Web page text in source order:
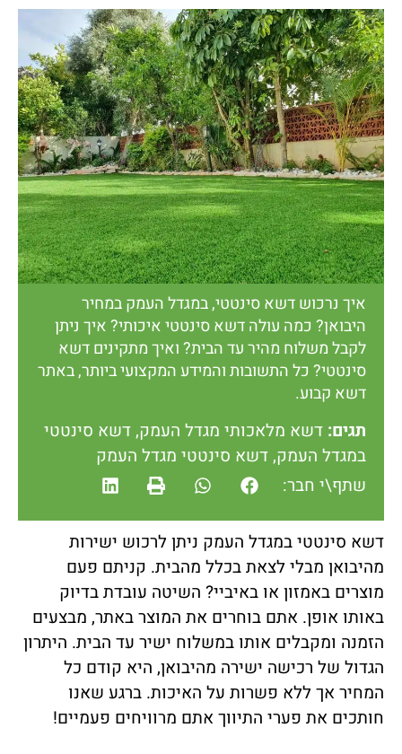
איך נרכוש דשא סינטטי, במגדל העמק במחיר
היבואן? כמה עולה דשא סינטטי איכותי? איך ניתן
לקבל משלוח מהיר עד הבית? ואיך מתקינים דשא
סינטטי? כל התשובות והמידע המקצועי ביותר, באתר
דשא קבוע.
תגים: דשא מלאכותי מגדל העמק, דשא סינטטי
במגדל העמק, דשא סינטטי מגדל העמק
שתף\י חבר:
דשא סינטטי במגדל העמק ניתן לרכוש ישירות
מהיבואן מבלי לצאת בכלל מהבית. קניתם פעם
מוצרים באמזון או באיביי? השיטה עובדת בדיוק
באותו אופן. אתם בוחרים את המוצר באתר, מבצעים
הזמנה ומקבלים אותו במשלוח ישיר עד הבית. היתרון
הגדול של רכישה ישירה מהיבואן, היא קודם כל
המחיר אך ללא פשרות על האיכות. ברגע שאנו
חותכים את פערי התיווך אתם מרוויחים פעמיים!